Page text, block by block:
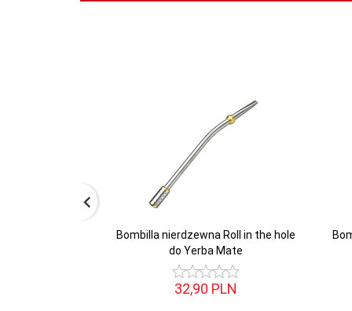
Bombilla nierdzewna Roll in the hole
do Yerba Mate
32,90 PLN